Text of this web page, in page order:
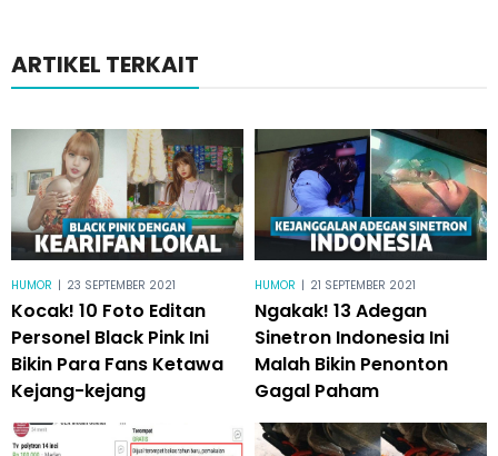
ARTIKEL TERKAIT
HUMOR | 23 SEPTEMBER 2021
Kocak! 10 Foto Editan
Personel Black Pink Ini
Bikin Para Fans Ketawa
Kejang-kejang
HUMOR | 21 SEPTEMBER 2021
Ngakak! 13 Adegan
Sinetron Indonesia Ini
Malah Bikin Penonton
Gagal Paham